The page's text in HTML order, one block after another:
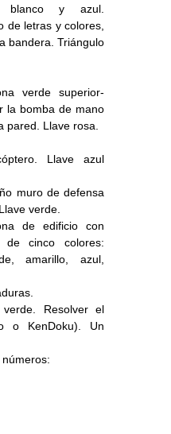
blanco y azul.
de letras y colores,
bandera. Triángulo
verde superior-
la bomba de mano
pared. Llave rosa.
Llave azul
muro de defensa
verde.
de edificio con
de cinco colores:
amarillo, azul,
Resolver el
o KenDoku). Un